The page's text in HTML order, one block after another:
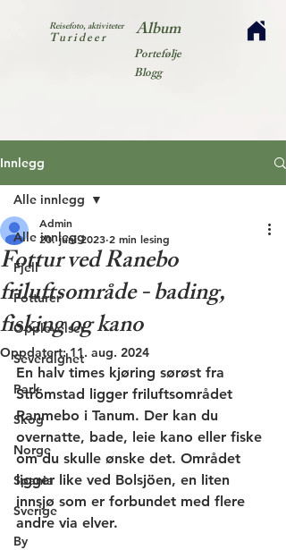
Reisefoto, aktiviteter
Turideer Album
Portefølje
Blogg
Innlegg
Alle innlegg
Fjell
Fotturer
Opplevelser
Severdighet
Park
Skog
Norge
Spania
Sverige
By
Alle innlegg
Fottur ved Ranebo
friluftsområde - bading,
fisking og kano
Admin
20. juni 2023 2 min lesing
Oppdatert:11. aug. 2024
En halv times kjøring sørøst fra
Strömstad ligger friluftsområdet
Ranmebo i Tanum. Der kan du
overnatte, bade, leie kano eller fiske
om du skulle ønske det. Området
ligger like ved Bolsjöen, en liten
innsjø som er forbundet med flere
andre via elver.